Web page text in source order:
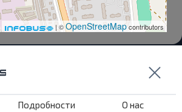
| ©OpenStreetMapcontributors
Подробности О нас